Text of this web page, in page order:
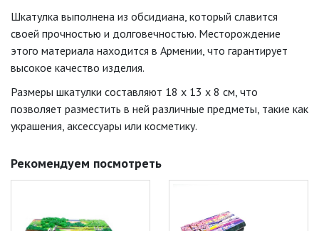
Шкатулка выполнена из обсидиана, который славится
своей прочностью и долговечностью. Месторождение
этого материала находится в Армении, что гарантирует
высокое качество изделия.
Размеры шкатулки составляют 18 х 13 х 8 см, что
позволяет разместить в ней различные предметы, такие как
украшения, аксессуары или косметику.
Рекомендуем посмотреть